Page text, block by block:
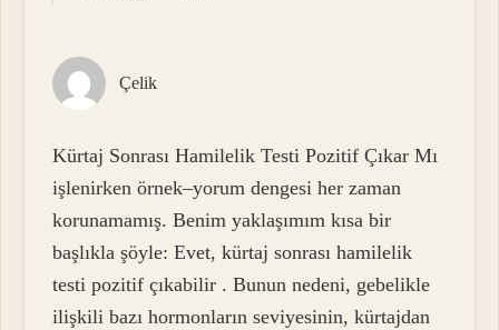
Çelik
Kürtaj Sonrası Hamilelik Testi Pozitif Çıkar Mı
işlenirken örnek–yorum dengesi her zaman
korunamamış. Benim yaklaşımım kısa bir
başlıkla şöyle: Evet, kürtaj sonrası hamilelik
testi pozitif çıkabilir . Bunun nedeni, gebelikle
ilişkili bazı hormonların seviyesinin, kürtajdan